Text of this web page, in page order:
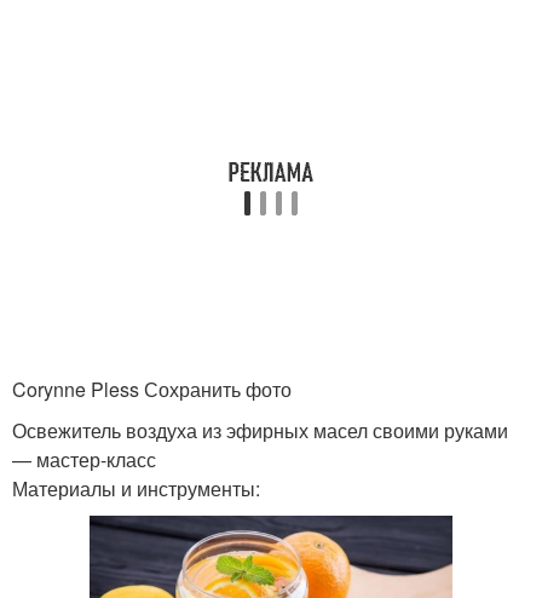
Corynne Pless Сохранить фото
Освежитель воздуха из эфирных масел своими руками
— мастер-класс
Материалы и инструменты: